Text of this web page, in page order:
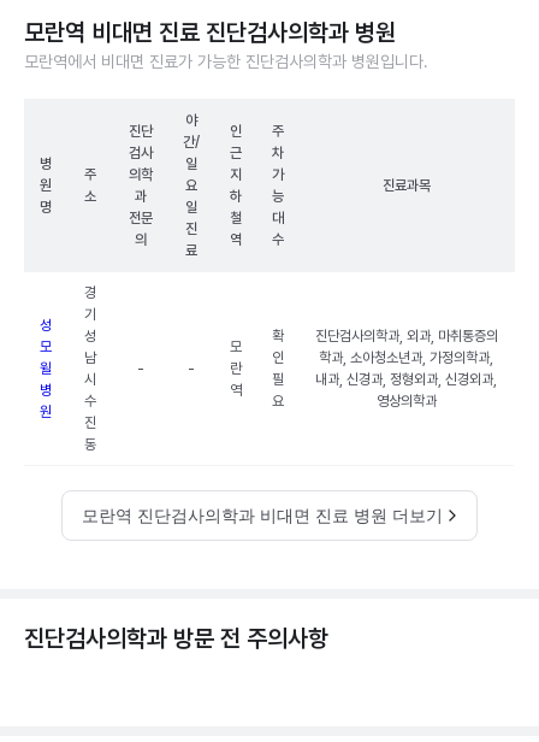
모란역 비대면 진료 진단검사의학과 병원
모란역에서 비대면 진료가 가능한 진단검사의학과 병원입니다.
병
원
명
주
소
진단
검사
의학
과
전문
의
야
간/
일
요
일
진
료
인
근
지
하
철
역
주
차
가
능
대
수
진료과목
성
모
윌
병
원
경
기
성
남
시
수
진
동
- -
모
란
역
확
인
필
요
진단검사의학과, 외과, 마취통증의
학과, 소아청소년과, 가정의학과,
내과, 신경과, 정형외과, 신경외과,
영상의학과
모란역 진단검사의학과 비대면 진료 병원 더보기
진단검사의학과 방문 전 주의사항